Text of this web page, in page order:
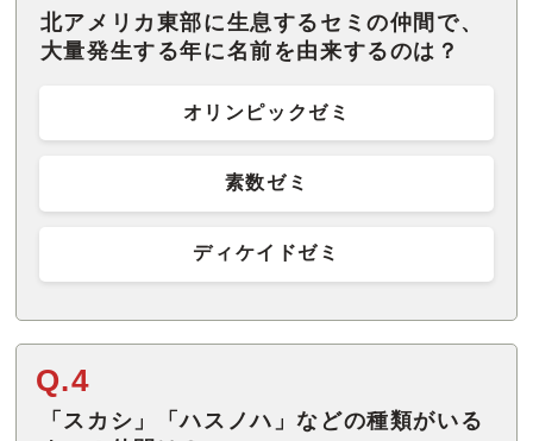
北アメリカ東部に生息するセミの仲間で、
大量発生する年に名前を由来するのは？
オリンピックゼミ
素数ゼミ
ディケイドゼミ
Q.4
「スカシ」「ハスノハ」などの種類がいる